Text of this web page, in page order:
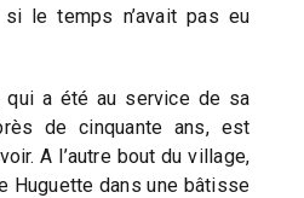
le temps n’avait pas eu
qui a été au service de sa
de cinquante ans, est
A l’autre bout du village,
Huguette dans une bâtisse